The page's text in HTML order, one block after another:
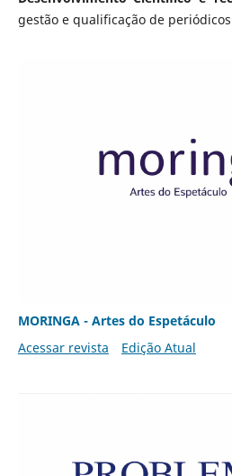
gestão e qualificação de
MORINGA - Artes do Espetáculo
Acessar revista
Edição Atual